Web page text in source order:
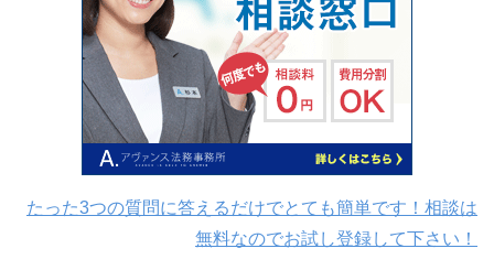
たった3つの質問に答えるだけでとても簡単です！相談は
無料なのでお試し登録して下さい！